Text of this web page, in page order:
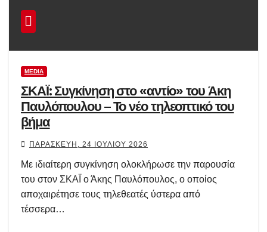
MEDIA
ΣΚΑΪ: Συγκίνηση στο «αντίο» του Άκη
Παυλόπουλου – Το νέο τηλεοπτικό του
βήμα
ΠΑΡΑΣΚΕΥΉ, 24 ΙΟΥΛΊΟΥ 2026
Με ιδιαίτερη συγκίνηση ολοκλήρωσε την παρουσία
του στον ΣΚΑΪ ο Άκης Παυλόπουλος, ο οποίος
αποχαιρέτησε τους τηλεθεατές ύστερα από
τέσσερα…